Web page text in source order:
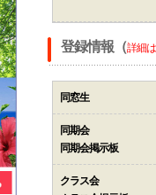
登録情報（詳細
同窓生
同期会
同期会掲示板
クラス会